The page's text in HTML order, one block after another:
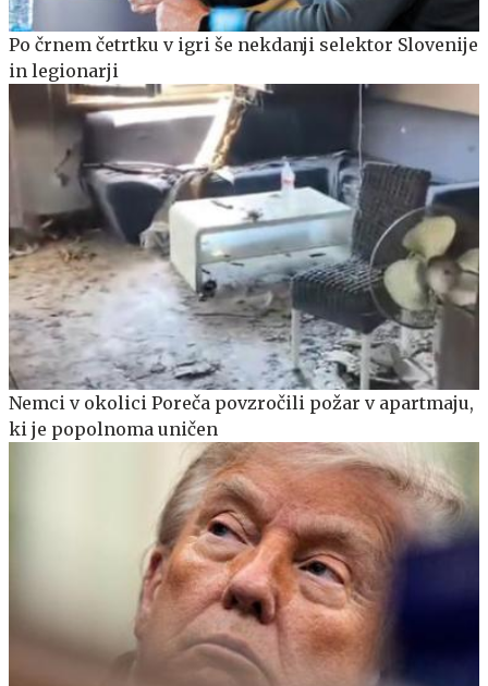
Po črnem četrtku v igri še nekdanji selektor Slovenije
in legionarji
Nemci v okolici Poreča povzročili požar v apartmaju,
ki je popolnoma uničen